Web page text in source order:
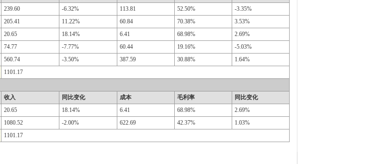
239.60 -6.32% 113.81 52.50%
-3.35%
205.41 11.22% 60.84 70.38%
3.53%
20.65 18.14% 6.41 68.98%
2.69%
74.77 -7.77% 60.44 19.16%
-5.03%
560.74 -3.50% 387.59 30.88%
1.64%
1101.17
收入 同比变化 成本 毛利率
同比变化
20.65 18.14% 6.41 68.98%
2.69%
1080.52 -2.00% 622.69 42.37%
1.03%
1101.17